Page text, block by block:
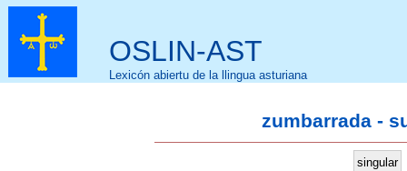
OSLIN-AST
Lexicón abiertu de la llingua asturiana
zumbarrada -
singular